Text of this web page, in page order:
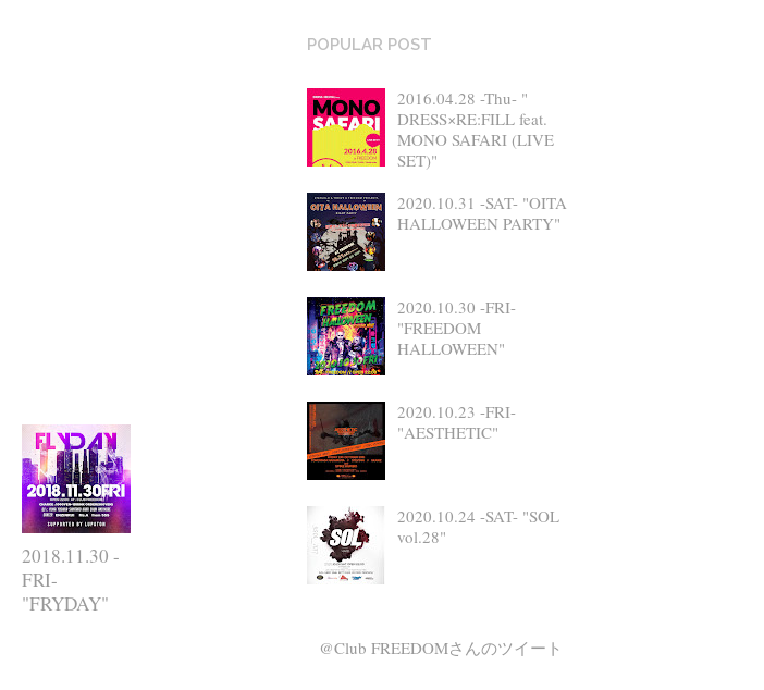
2018.11.30 -
FRI-
"FRYDAY"
POPULAR POST
2016.04.28 -Thu- "
DRESS×RE:FILL feat.
MONO SAFARI (LIVE
SET)"
2020.10.31 -SAT- "OITA
HALLOWEEN PARTY"
2020.10.30 -FRI-
"FREEDOM
HALLOWEEN"
2020.10.23 -FRI-
"AESTHETIC"
2020.10.24 -SAT- "SOL
vol.28"
@Club FREEDOMさんのツイート